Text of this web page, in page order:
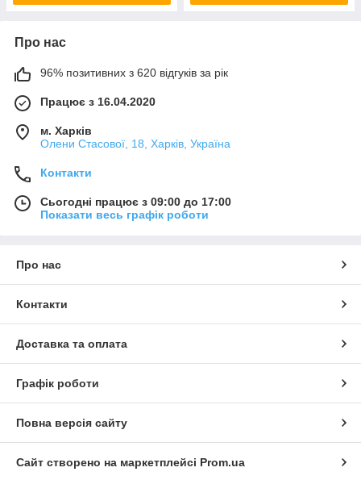
Про нас
96% позитивних з 620 відгуків за рік
Працює з 16.04.2020
м. Харків
Олени Стасової, 18, Харків, Україна
Контакти
Сьогодні працює з 09:00 до 17:00
Показати весь графік роботи
Про нас
Контакти
Доставка та оплата
Графік роботи
Повна версія сайту
Сайт створено на маркетплейсі Prom.ua